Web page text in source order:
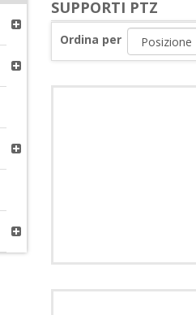
SUPPORTI PTZ
Ordina per